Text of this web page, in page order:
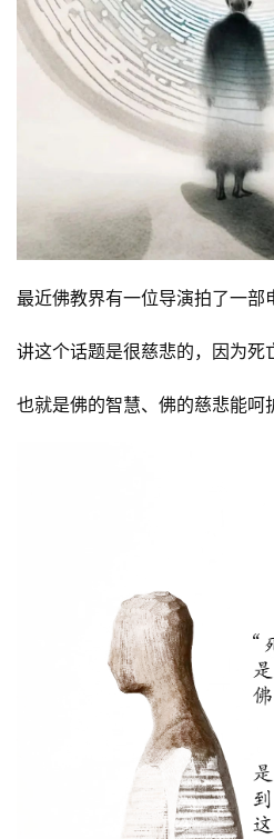
最近佛教界有一位导演拍了一部
讲这个话题是很慈悲的，因为死
也就是佛的智慧、佛的慈悲能呵